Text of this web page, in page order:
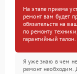
На этапе приема
ремонт вам будет
обязательств на
по ремонту
гарантийный талон.
Я уже знаю в чем
ремонт необходим.